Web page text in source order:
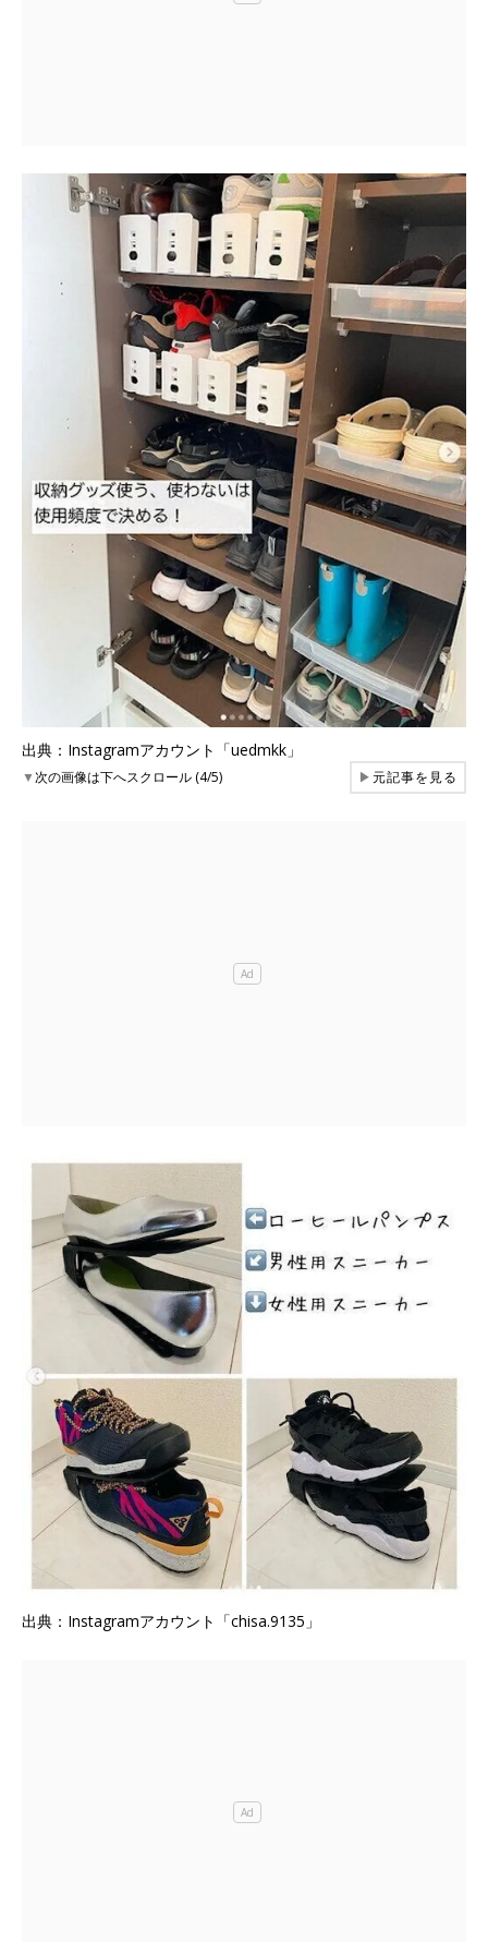
出典：Instagramアカウント「uedmkk」
▼次の画像は下へスクロール (4/5) ▶元記事を見る
出典：Instagramアカウント「chisa.9135」